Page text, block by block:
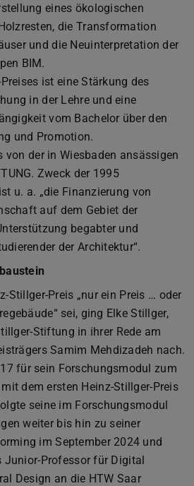
eines ökologischen
die Transformation
und die Neuinterpretation der
BIM.
ist eine Stärkung des
in der Lehre und eine
vom Bachelor über den
und Promotion.
von der in Wiesbaden ansässigen
Zweck der 1995
u. a. „die Finanzierung von
auf dem Gebiet der
begabter und
der Architektur“.
Stillger-Preis „nur ein Preis … oder
sei, ging Elke Stillger,
Stiftung in ihrer Rede am
Samim Mehdizadeh nach.
für sein Forschungsmodul zum
dem ersten Heinz-Stillger-Preis
seine im Forschungsmodul
weiter bis hin zu seiner
im September 2024 und
Junior-Professor für Digital
Design an die HTW Saar